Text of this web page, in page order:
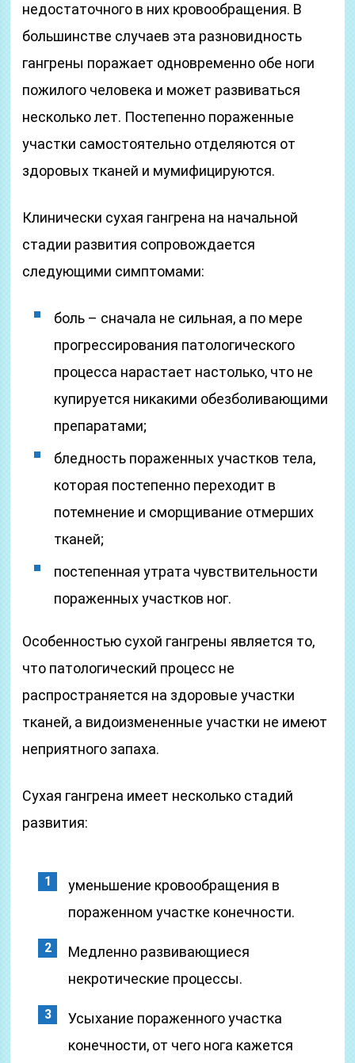
недостаточного в них кровообращения. В
большинстве случаев эта разновидность
гангрены поражает одновременно обе ноги
пожилого человека и может развиваться
несколько лет. Постепенно пораженные
участки самостоятельно отделяются от
здоровых тканей и мумифицируются.
Клинически сухая гангрена на начальной
стадии развития сопровождается
следующими симптомами:
боль – сначала не сильная, а по мере
прогрессирования патологического
процесса нарастает настолько, что не
купируется никакими обезболивающими
препаратами;
бледность пораженных участков тела,
которая постепенно переходит в
потемнение и сморщивание отмерших
тканей;
постепенная утрата чувствительности
пораженных участков ног.
Особенностью сухой гангрены является то,
что патологический процесс не
распространяется на здоровые участки
тканей, а видоизмененные участки не имеют
неприятного запаха.
Сухая гангрена имеет несколько стадий
развития:
уменьшение кровообращения в
пораженном участке конечности.
Медленно развивающиеся
некротические процессы.
Усыхание пораженного участка
конечности, от чего нога кажется